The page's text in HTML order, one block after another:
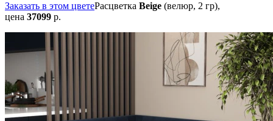
Заказать в этом цветеРасцветка Beige (велюр, 2 гр),
цена 37099 р.